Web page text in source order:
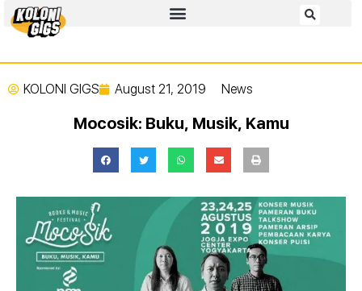
KOLONI GIGS August 21, 2019 News
Mocosik: Buku, Musik, Kamu